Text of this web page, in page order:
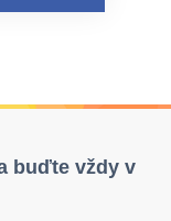
buďte vždy v